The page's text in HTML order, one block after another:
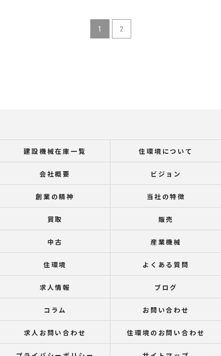
1 2
建設機械在庫一覧 住環境について
会社概要 ビジョン
創業の精神 当社の特徴
買取 販売
中古 産業機械
住環境 よくある質問
求人情報 ブログ
コラム お問い合わせ
求人お問い合わせ 住環境のお問い合わせ